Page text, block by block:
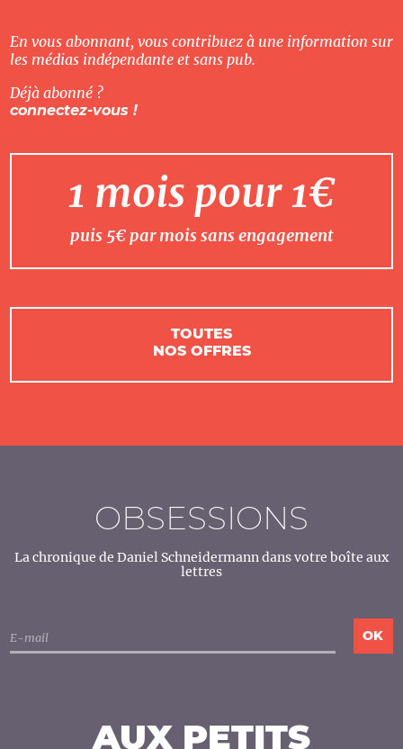
En vous abonnant, vous contribuez à une information sur
les médias indépendante et sans pub.
Déjà abonné ?
connectez-vous !
1 mois pour 1€
puis 5€ par mois sans engagement
TOUTES
NOS OFFRES
OBSESSIONS
La chronique de Daniel Schneidermann dans votre boîte aux
lettres
AUX PETITS